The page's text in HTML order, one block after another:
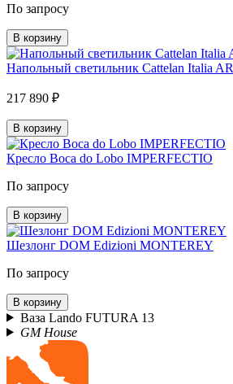
По запросу
В корзину
Напольный светильник Cattelan Italia
217 890 ₽
В корзину
Кресло Boca do Lobo IMPERFECTIO
По запросу
В корзину
Шезлонг DOM Edizioni MONTEREY
По запросу
В корзину
Ваза Lando FUTURA 13
GM House